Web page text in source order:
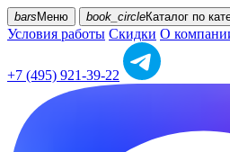
bars Меню book_circleКаталог по
Условия работы Скидки О
+7 (495) 921-39-22